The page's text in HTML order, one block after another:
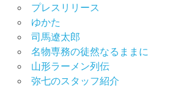
男
の
男
プレスリリース
ゆかた
司馬遼太郎
名物専務の徒然なるままに
山形ラーメン列伝
弥七のスタッフ紹介